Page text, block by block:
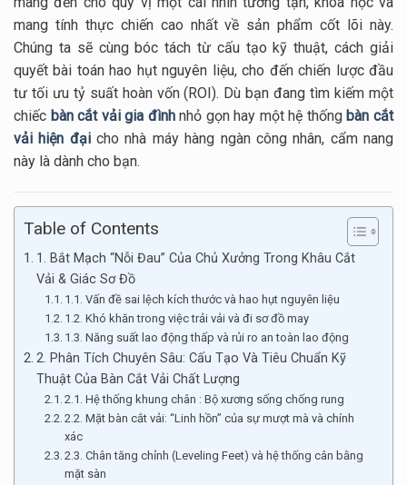
mang tính thực chiến cao nhất về sản phẩm cốt lõi này.
Chúng ta sẽ cùng bóc tách từ cấu tạo kỹ thuật, cách giải
quyết bài toán hao hụt nguyên liệu, cho đến chiến lược đầu
tư tối ưu tỷ suất hoàn vốn (ROI). Dù bạn đang tìm kiếm một
chiếc bàn cắt vải gia đìnhnhỏ gọn hay một hệ thống bàn cắt
vải hiện đạicho nhà máy hàng ngàn công nhân, cẩm nang
này là dành cho bạn.
Table of Contents
1. Bắt Mạch “Nỗi Đau” Của Chủ Xưởng Trong Khâu Cắt
Vải & Giác Sơ Đồ
1.1. Vấn đề sai lệch kích thước và hao hụt nguyên liệu
1.2. Khó khăn trong việc trải vải và đi sơ đồ may
1.3. Năng suất lao động thấp và rủi ro an toàn lao động
2. Phân Tích Chuyên Sâu: Cấu Tạo Và Tiêu Chuẩn Kỹ
Thuật Của Bàn Cắt Vải Chất Lượng
2.1. Hệ thống khung chân : Bộ xương sống chống rung
2.2. Mặt bàn cắt vải: “Linh hồn” của sự mượt mà và chính
xác
2.3. Chân tăng chỉnh (Leveling Feet) và hệ thống cân bằng
mặt sàn